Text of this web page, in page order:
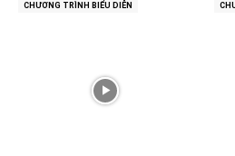
CHƯƠNG TRÌNH BIỂU DIỄN